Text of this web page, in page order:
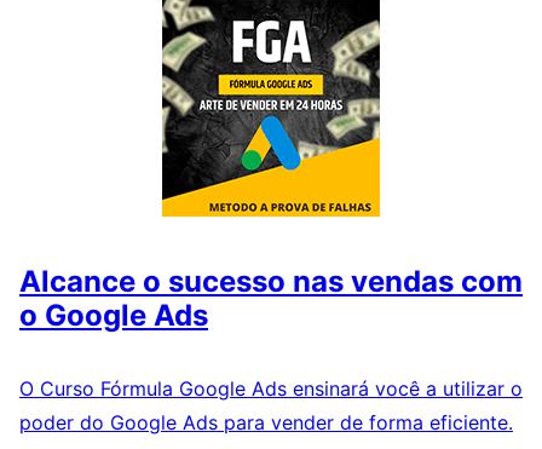
Alcance o sucesso nas vendas com
o Google Ads
O Curso Fórmula Google Ads ensinará você a utilizar o
poder do Google Ads para vender de forma eficiente.